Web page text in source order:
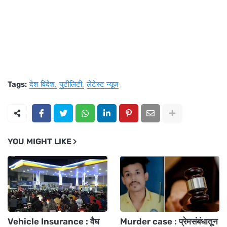
Tags: देश विदेश युटीलिटी लेटेस्ट न्यूज
YOU MIGHT LIKE
Vehicle Insurance : वैध
Murder case : प्रेमसंबंधातून